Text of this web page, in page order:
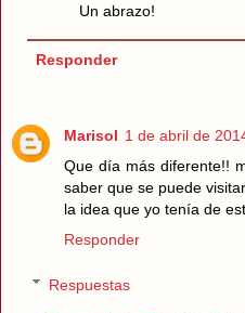
Un abrazo!
Responder
Marisol 1 de abril de
Que día más diferente!!
saber que se puede
la idea que yo tenía de
Responder
Respuestas